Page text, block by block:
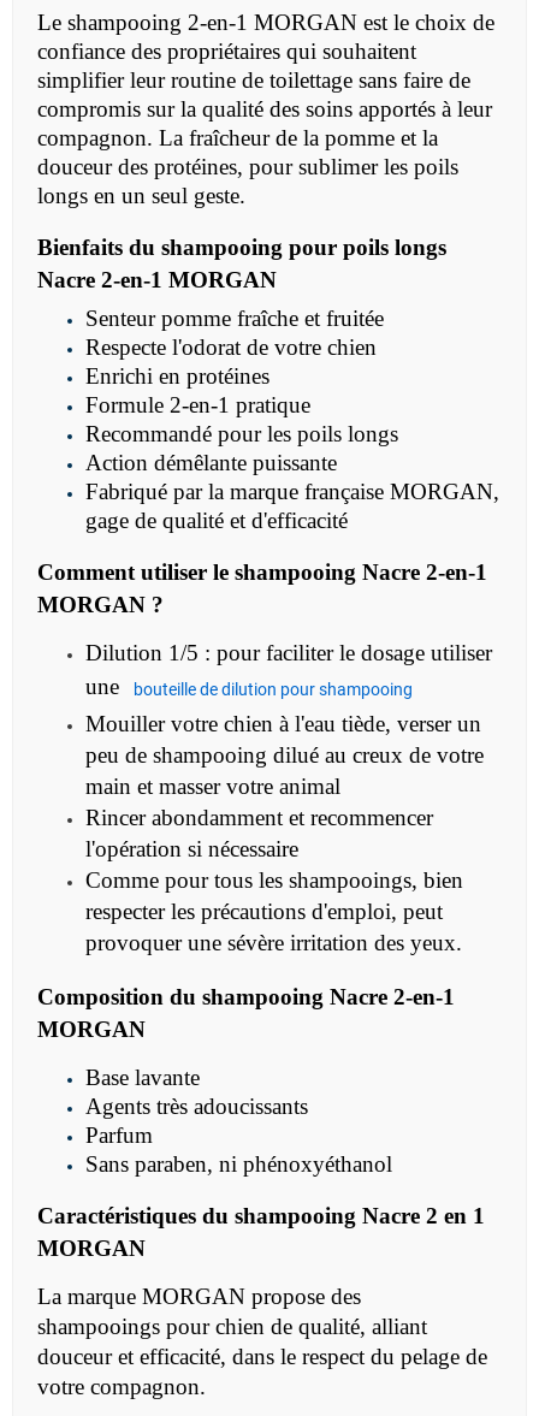
Le shampooing 2-en-1 MORGAN est le choix de
confiance des propriétaires qui souhaitent
simplifier leur routine de toilettage sans faire de
compromis sur la qualité des soins apportés à leur
compagnon. La fraîcheur de la pomme et la
douceur des protéines, pour sublimer les poils
longs en un seul geste.
Bienfaits du shampooing pour poils longs
Nacre 2-en-1 MORGAN
Senteur pomme fraîche et fruitée
Respecte l'odorat de votre chien
Enrichi en protéines
Formule 2-en-1 pratique
Recommandé pour les poils longs
Action démêlante puissante
Fabriqué par la marque française MORGAN,
gage de qualité et d'efficacité
Comment utiliser le shampooing Nacre 2-en-1
MORGAN ?
Dilution 1/5 : pour faciliter le dosage utiliser
une
bouteille de dilution pour shampooing
Mouiller votre chien à l'eau tiède, verser un
peu de shampooing dilué au creux de votre
main et masser votre animal
Rincer abondamment et recommencer
l'opération si nécessaire
Comme pour tous les shampooings, bien
respecter les précautions d'emploi, peut
provoquer une sévère irritation des yeux.
Composition du shampooing Nacre 2-en-1
MORGAN
Base lavante
Agents très adoucissants
Parfum
Sans paraben, ni phénoxyéthanol
Caractéristiques du shampooing Nacre 2 en 1
MORGAN
La marque MORGAN propose des
shampooings pour chien de qualité, alliant
douceur et efficacité, dans le respect du pelage de
votre compagnon.